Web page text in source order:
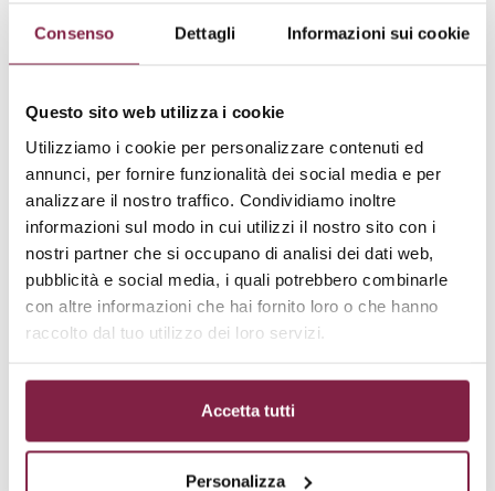
Consenso Dettagli Informazioni sui cookie
Questo sito web utilizza i cookie
Utilizziamo i cookie per personalizzare contenuti ed
annunci, per fornire funzionalità dei social media e per
analizzare il nostro traffico. Condividiamo inoltre
informazioni sul modo in cui utilizzi il nostro sito con i
nostri partner che si occupano di analisi dei dati web,
pubblicità e social media, i quali potrebbero combinarle
con altre informazioni che hai fornito loro o che hanno
raccolto dal tuo utilizzo dei loro servizi.
Accetta tutti
Personalizza
tecniche di comunicazione digitale, la creazione di
masterprevede anche laboratori pratici e project work,
in cui gli studenti potranno applicare le conoscenze
acquisite in contesti reali.
Oltre ai corsi principali, il piano di studi include
approfondimenti sulle ultime tendenze e best practice
nel campo del digital marketing.Unipegasogarantisce
un percorso formativo dinamico e interattivo,
progettato per preparare gli studenti alle sfide del
mercato digitale.
Sbocchi lavorativi